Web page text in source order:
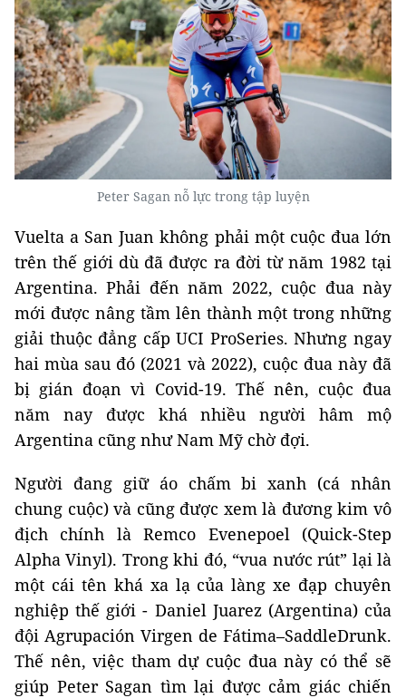
Peter Sagan nỗ lực trong tập luyện
Vuelta a San Juan không phải một cuộc đua lớn
trên thế giới dù đã được ra đời từ năm 1982 tại
Argentina. Phải đến năm 2022, cuộc đua này
mới được nâng tầm lên thành một trong những
giải thuộc đẳng cấp UCI ProSeries. Nhưng ngay
hai mùa sau đó (2021 và 2022), cuộc đua này đã
bị gián đoạn vì Covid-19. Thế nên, cuộc đua
năm nay được khá nhiều người hâm mộ
Argentina cũng như Nam Mỹ chờ đợi.
Người đang giữ áo chấm bi xanh (cá nhân
chung cuộc) và cũng được xem là đương kim vô
địch chính là Remco Evenepoel (Quick-Step
Alpha Vinyl). Trong khi đó, “vua nước rút” lại là
một cái tên khá xa lạ của làng xe đạp chuyên
nghiệp thế giới - Daniel Juarez (Argentina) của
đội Agrupación Virgen de Fátima–SaddleDrunk.
Thế nên, việc tham dự cuộc đua này có thể sẽ
giúp Peter Sagan tìm lại được cảm giác chiến